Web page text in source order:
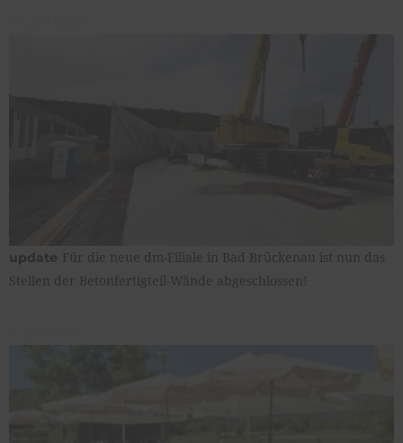
update Für die neue dm-Filiale in Bad Brückenau ist nun das
Stellen der Betonfertigteil-Wände abgeschlossen!